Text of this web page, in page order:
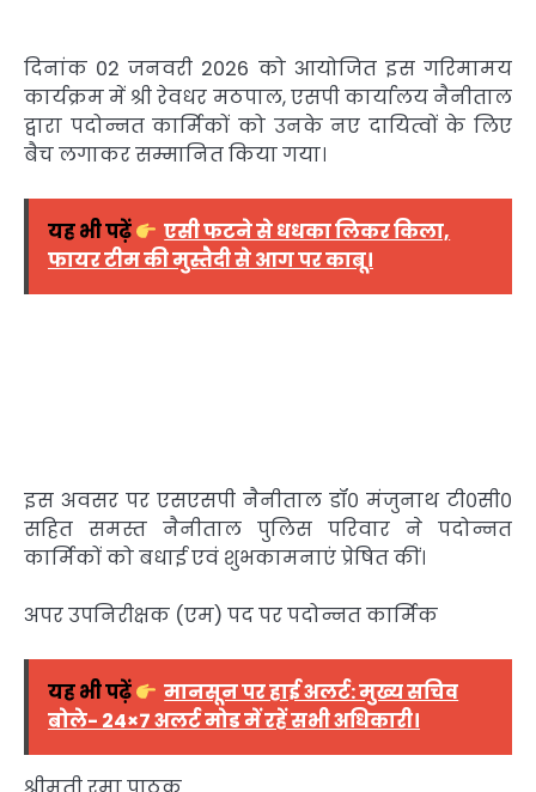
दिनांक 02 जनवरी 2026 को आयोजित इस गरिमामय
कार्यक्रम में श्री रेवधर मठपाल, एसपी कार्यालय नैनीताल
द्वारा पदोन्नत कार्मिकों को उनके नए दायित्वों के लिए
बैच लगाकर सम्मानित किया गया।
यह भी पढ़ें
एसी फटने से धधका लिकर किला,
फायर टीम की मुस्तैदी से आग पर काबू।
इस अवसर पर एसएसपी नैनीताल डॉ० मंजुनाथ टी०सी०
सहित समस्त नैनीताल पुलिस परिवार ने पदोन्नत
कार्मिकों को बधाई एवं शुभकामनाएं प्रेषित कीं।
अपर उपनिरीक्षक (एम) पद पर पदोन्नत कार्मिक
यह भी पढ़ें
मानसून पर हाई अलर्ट: मुख्य सचिव
बोले- 24×7 अलर्ट मोड में रहें सभी अधिकारी।